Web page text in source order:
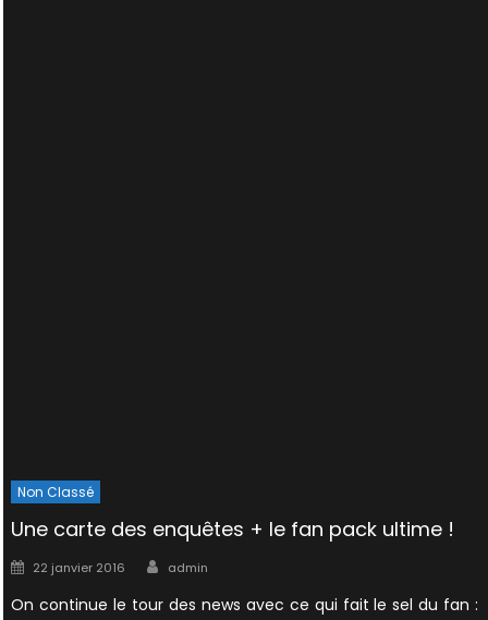
Non Classé
Une carte des enquêtes + le fan pack ultime !
Posted
22 janvier 2016 Author
admin
On continue le tour des news avec ce qui fait le sel du fan :